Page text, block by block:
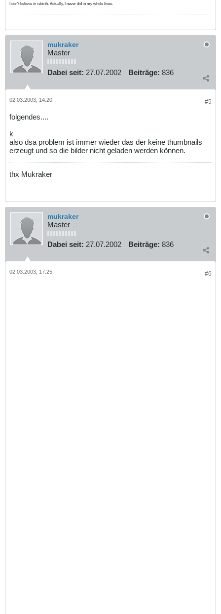
I don't believe in rebirth. Actually, I never did in my whole lives.
mukraker
Master
Dabei seit: 27.07.2002 Beiträge: 836
#5
02.03.2003, 14:20
folgendes....
k
also dsa problem ist immer wieder das der keine thumbnails
erzeugt und so die bilder nicht geladen werden können.
thx Mukraker
mukraker
Master
Dabei seit: 27.07.2002 Beiträge: 836
#6
02.03.2003, 17:25